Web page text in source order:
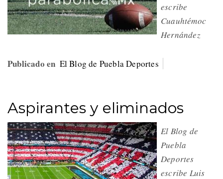
escribe
Cuauhtémoc
Hernández
Publicado en El Blog de Puebla Deportes
Aspirantes y eliminados
El Blog de
Puebla
Deportes
escribe Luis